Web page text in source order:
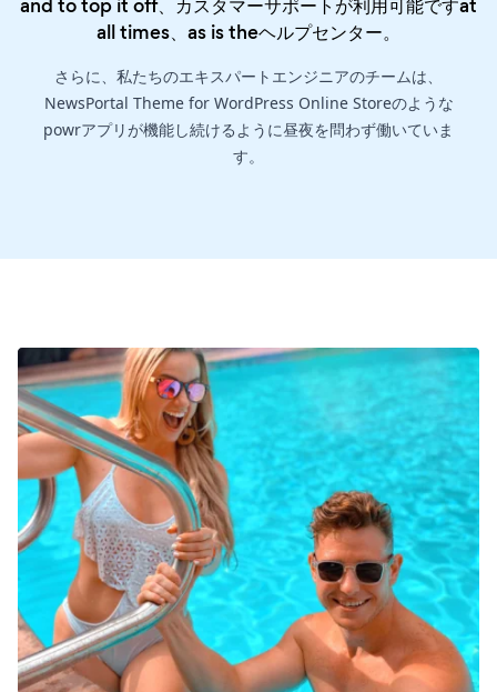
and to top it off、カスタマーサポートが利用可能ですat
all times、as is theヘルプセンター。
さらに、私たちのエキスパートエンジニアのチームは、
NewsPortal Theme for WordPress Online Storeのような
powrアプリが機能し続けるように昼夜を問わず働いていま
す。